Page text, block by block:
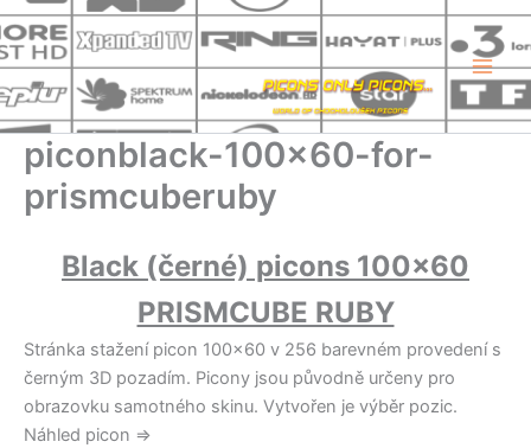
Přeskočit
na
obsah
piconblack-100×60-for-
prismcuberuby
Black (černé) picons 100×60
PRISMCUBE RUBY
Stránka stažení picon 100×60 v 256 barevném provedení s
černým 3D pozadím. Picony jsou původně určeny pro
obrazovku samotného skinu. Vytvořen je výběr pozic.
Náhled picon =>